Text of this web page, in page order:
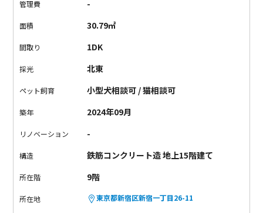
部間取りが異なるので、お気に入りの1室をお選びください。
ントランスには、オシャレな螺旋階段が。
い、そんな時に大活躍。
なりませんか。
お問い合わせお待ちしております。
管理費 -
面積 30.79㎡
間取り 1DK
採光 北東
ペット飼育 小型犬相談可 / 猫相談可
築年 2024年09月
リノベーション -
構造 鉄筋コンクリート造 地上15階建て
所在階 9階
所在地 東京都新宿区新宿一丁目26-11